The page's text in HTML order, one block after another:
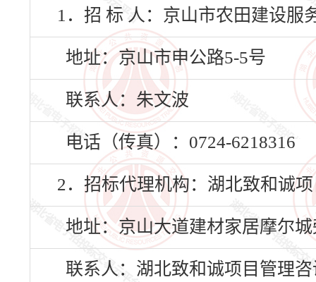
1．招 标 人：京山市农田建设服
地址：京山市申公路5-5号
联系人：朱文波
电话（传真）：0724-6218316
2．招标代理机构：湖北致和诚
地址：京山大道建材家居摩尔
联系人：湖北致和诚项目管理